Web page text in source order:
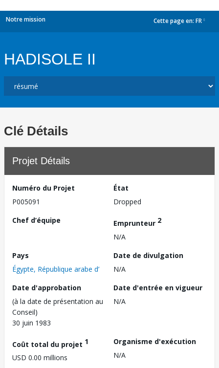
Notre mission Cette page en: FR
HADISOLE II
Clé Détails
Projet Détails
Numéro du Projet
P005091
État
Dropped
Chef d’équipe
Emprunteur 2
N/A
Pays
Égypte, République arabe d’
Date de divulgation
N/A
Date d'approbation
(à la date de présentation au
Conseil)
30 juin 1983
Date d'entrée en vigueur
N/A
Coût total du projet 1
USD 0.00 millions
Organisme d'exécution
N/A